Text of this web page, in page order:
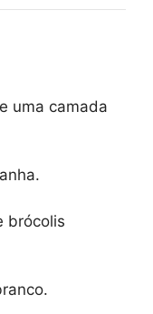
uma camada
brócolis